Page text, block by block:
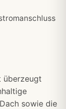
überzeugt
sowie die